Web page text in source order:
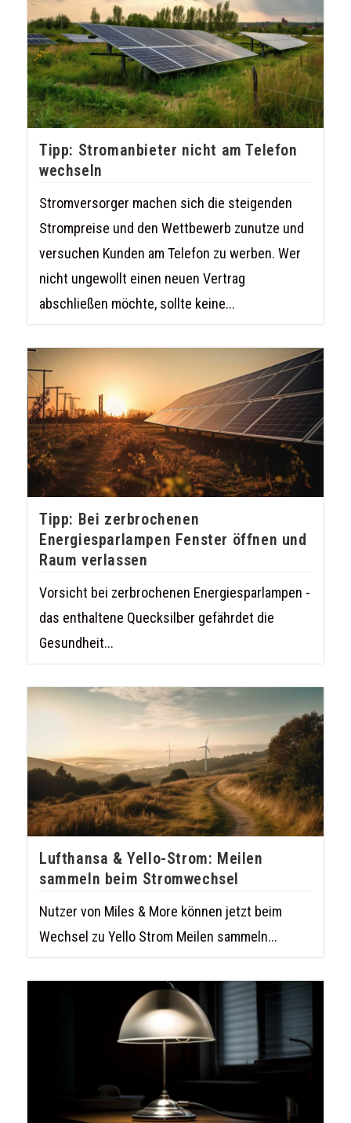
Tipp: Stromanbieter nicht am Telefon
wechseln
Stromversorger machen sich die steigenden
Strompreise und den Wettbewerb zunutze und
versuchen Kunden am Telefon zu werben. Wer
nicht ungewollt einen neuen Vertrag
abschließen möchte, sollte keine...
Tipp: Bei zerbrochenen
Energiesparlampen Fenster öffnen und
Raum verlassen
Vorsicht bei zerbrochenen Energiesparlampen -
das enthaltene Quecksilber gefährdet die
Gesundheit...
Lufthansa & Yello-Strom: Meilen
sammeln beim Stromwechsel
Nutzer von Miles & More können jetzt beim
Wechsel zu Yello Strom Meilen sammeln...